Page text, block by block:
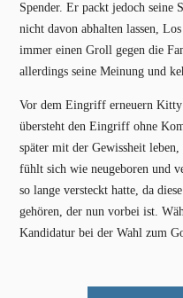
Spender. Er packt jedoch seine
nicht davon abhalten lassen,
immer einen Groll gegen die
allerdings seine Meinung und
Vor dem Eingriff erneuern
übersteht den Eingriff ohne
später mit der Gewissheit
fühlt sich wie neugeboren und
so lange versteckt hatte, da
gehören, der nun vorbei ist.
Kandidatur bei der Wahl zum